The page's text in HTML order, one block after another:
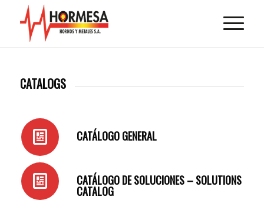
CATALOGS
CATÁLOGO GENERAL
CATÁLOGO DE SOLUCIONES – SOLUTIONS
CATALOG